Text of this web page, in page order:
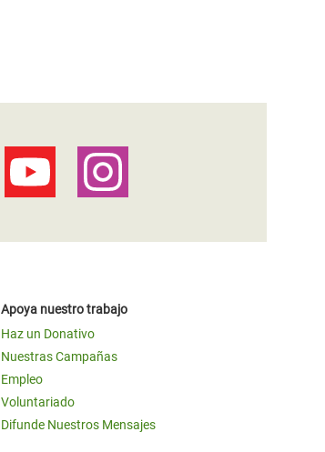
Apoya nuestro trabajo
Haz un Donativo
Nuestras Campañas
Empleo
Voluntariado
Difunde Nuestros Mensajes